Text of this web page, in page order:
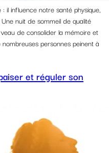
il influence notre santé physique,
nuit de sommeil de qualité
de consolider la mémoire et
personnes peinent à
et réguler son